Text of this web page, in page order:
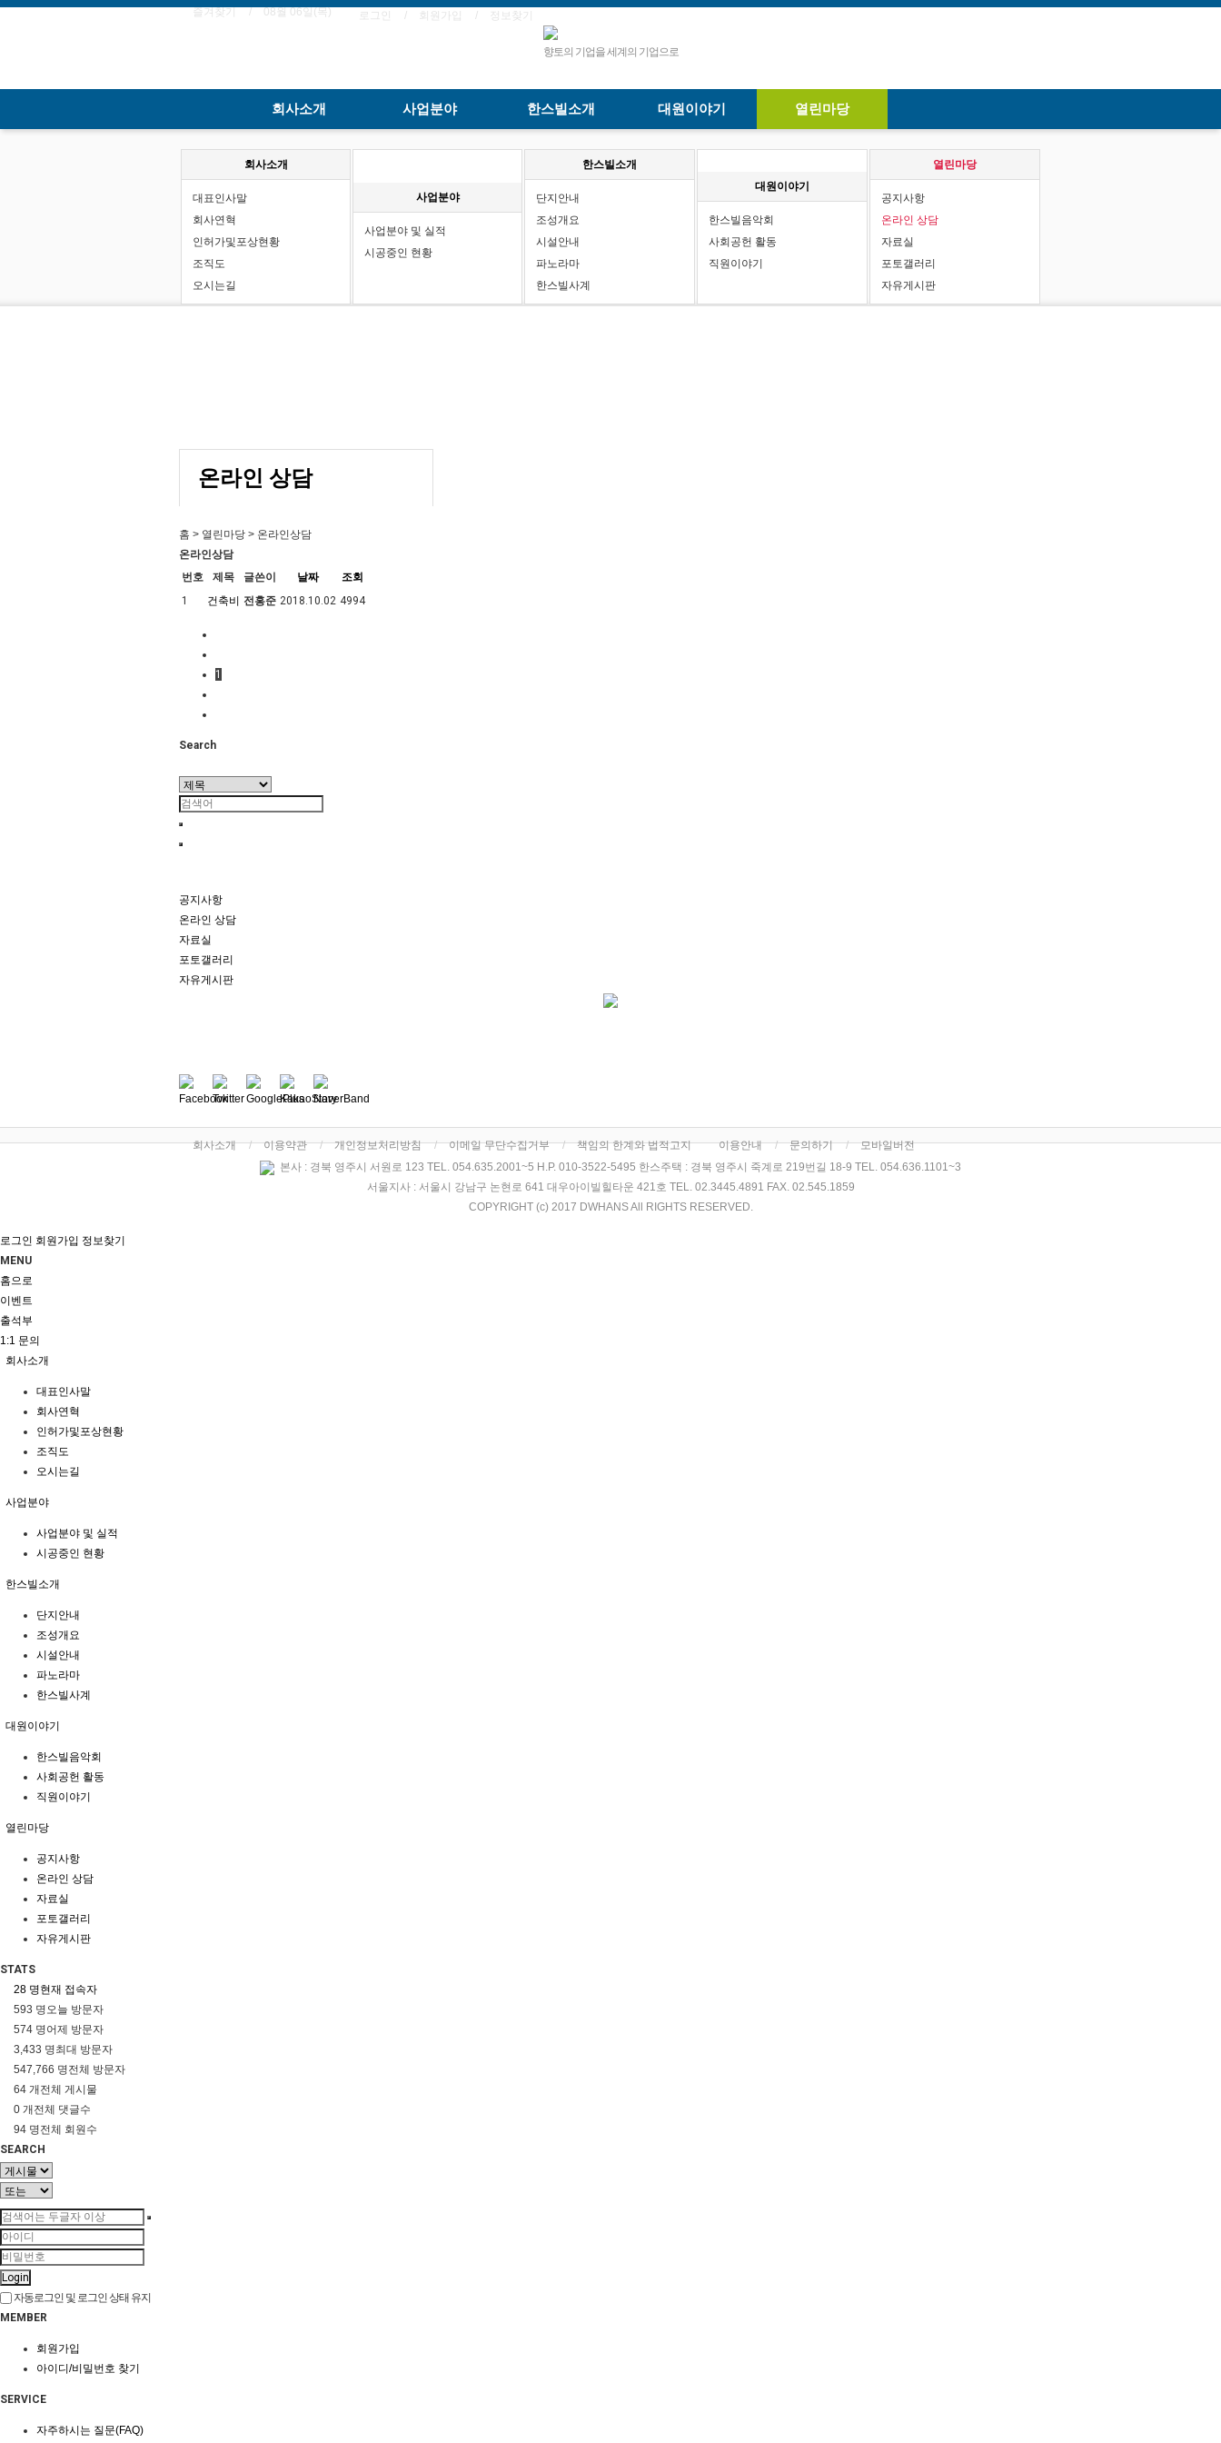
즐겨찾기 08월 06일(목) 로그인 회원가입 정보찾기
향토의 기업을 세계의 기업으로
회사소개 사업분야 한스빌소개 대원이야기 열린마당
회사소개
대표인사말
회사연혁
인허가및포상현황
조직도
오시는길
사업분야
사업분야 및 실적
시공중인 현황
한스빌소개
단지안내
조성개요
시설안내
파노라마
한스빌사계
대원이야기
한스빌음악회
사회공헌 활동
직원이야기
열린마당
공지사항
온라인 상담
자료실
포토갤러리
자유게시판
온라인 상담
홈 > 열린마당 > 온라인상담
온라인상담
번호
제목 글쓴이 날짜
조회
1
건축비 전홍준 2018.10.02 4994
1
Search
공지사항
온라인 상담
자료실
포토갤러리
자유게시판
회사소개 이용약관 개인정보처리방침 이메일 무단수집거부 책임의 한계와 법적고지 이용안내 문의하기
모바일버전
본사 : 경북 영주시 서원로 123 TEL. 054.635.2001~5 H.P. 010-3522-5495 한스주택 : 경북 영주시 죽계로 219번길 18-9 TEL. 054.636.1101~3
서울지사 : 서울시 강남구 논현로 641 대우아이빌힐타운 421호 TEL. 02.3445.4891 FAX. 02.545.1859
COPYRIGHT (c) 2017 DWHANS All RIGHTS RESERVED.
로그인 회원가입 정보찾기
MENU
홈으로
이벤트
출석부
1:1 문의
회사소개
대표인사말
회사연혁
인허가및포상현황
조직도
오시는길
사업분야
사업분야 및 실적
시공중인 현황
한스빌소개
단지안내
조성개요
시설안내
파노라마
한스빌사계
대원이야기
한스빌음악회
사회공헌 활동
직원이야기
열린마당
공지사항
온라인 상담
자료실
포토갤러리
자유게시판
STATS
28 명현재 접속자
593 명오늘 방문자
574 명어제 방문자
3,433 명최대 방문자
547,766 명전체 방문자
64 개 전체 게시물
0 개 전체 댓글수
94 명전체 회원수
SEARCH
Login
자동로그인 및 로그인 상태 유지
MEMBER
회원가입
아이디/비밀번호 찾기
SERVICE
자주하시는 질문(FAQ)